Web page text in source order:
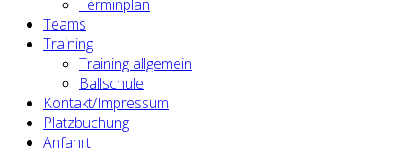
Terminplan
Teams
Training
Training allgemein
Ballschule
Kontakt/Impressum
Platzbuchung
Anfahrt